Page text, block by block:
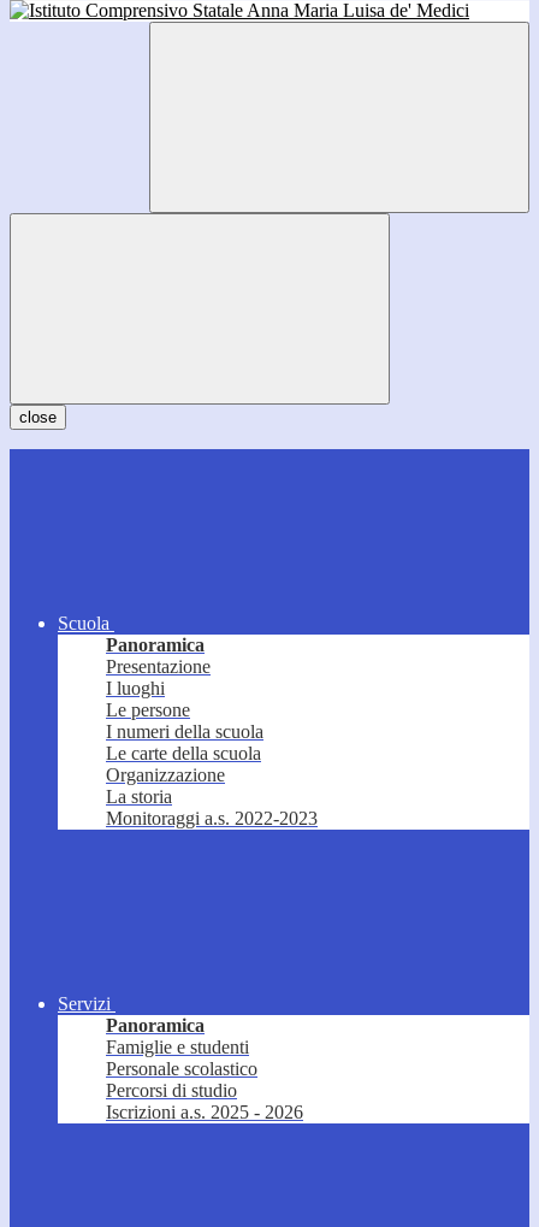
close
Scuola
Panoramica
Presentazione
I luoghi
Le persone
I numeri della scuola
Le carte della scuola
Organizzazione
La storia
Monitoraggi a.s. 2022-2023
Servizi
Panoramica
Famiglie e studenti
Personale scolastico
Percorsi di studio
Iscrizioni a.s. 2025 - 2026